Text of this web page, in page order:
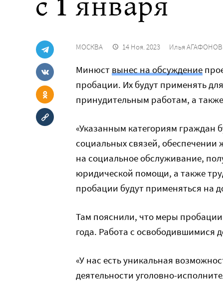
МОСКВА 14 Ноя. 2023 Илья АГАФОНОВ
Минюствынес на обсуждение
пробации. Их будут применять
принудительным работам, а
«Указанным категориям граждан
социальных связей,
на социальное обслуживание,
юридической помощи, а также
пробации будут применяться на
Там пояснили, что меры
года. Работа с освободившимися
«У нас есть уникальная
деятельности уголовно-